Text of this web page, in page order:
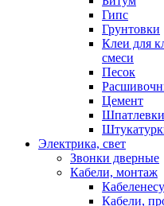
Гипс
Грунтовки
Клеи для
смеси
Песок
Цемент
Шпатлевки
Электрика, свет
Звонки дверные
Кабели, монтаж
Кабели,